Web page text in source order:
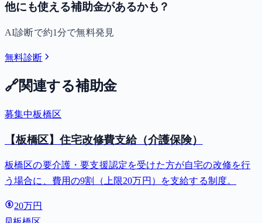
他にも使える補助金があるかも？
AI診断で約1分で無料発見
無料診断
🔗関連する補助金
募集中板橋区
【板橋区】住宅改修費支給（介護保険）
板橋区の要介護・要支援認定を受けた方が自宅の改修を行
う場合に、費用の9割（上限20万円）を支給する制度。
20万円